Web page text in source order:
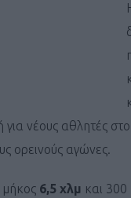
για νέους αθλητές
ορεινούς αγώνες.
μήκος 6,5 χλμ και